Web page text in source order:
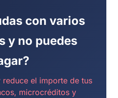
con varios
y no puedes
reduce el importe de tus
microcréditos y